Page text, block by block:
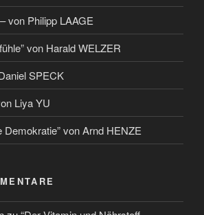
von Philipp LAAGE
von Harald WELZER
SPECK
Liya YU
Demokratie” von Arnd HENZE